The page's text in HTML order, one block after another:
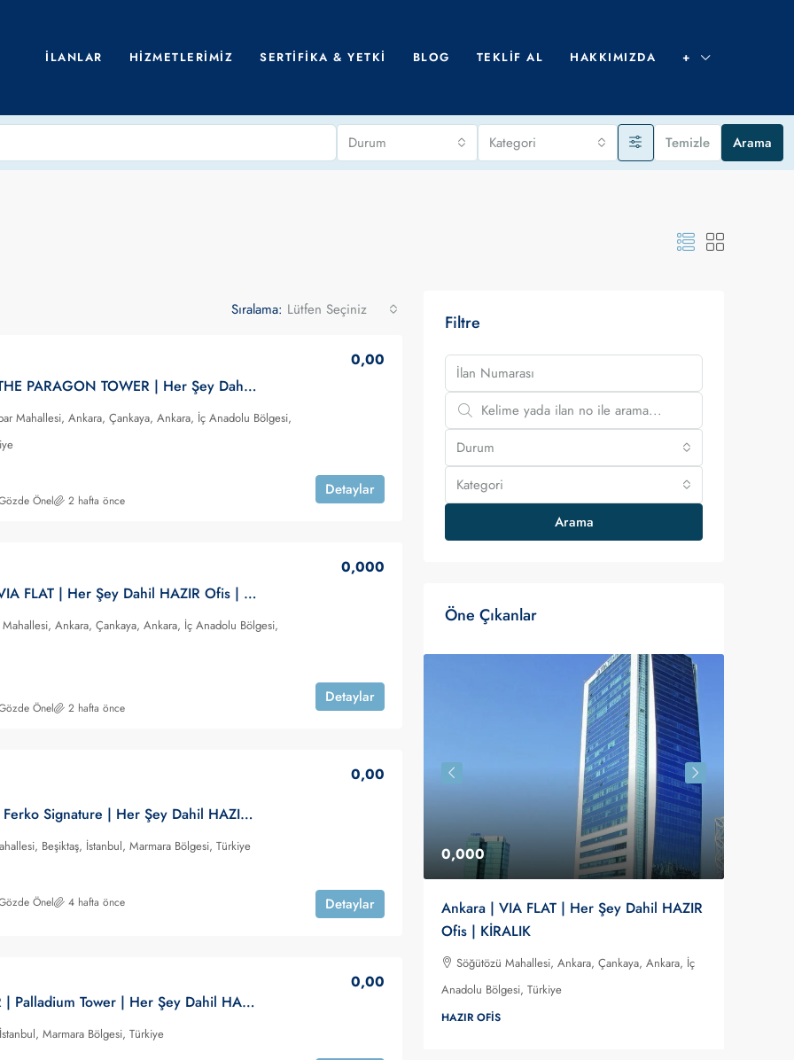
İLANLAR HIZMETLERIMIZ SERTIFIKA & YETKI BLOG TEKLIF AL HAKKIMIZDA +
Durum Kategori Temizle Arama
Sıralama: Lütfen Seçiniz
Ankara | THE PARAGON TOWER | Her Şey Dahil HAZIR Ofis | KİRALIK
0,00
Mahallesi, Ankara, Çankaya, Ankara, İç Anadolu Bölgesi,
Detaylar
Önel 2 hafta önce
Ankara | VIA FLAT | Her Şey Dahil HAZIR Ofis | KİRALIK
0,000
Ankara, Çankaya, Ankara, İç Anadolu Bölgesi,
Detaylar
Önel 2 hafta önce
LEVENT | Ferko Signature | Her Şey Dahil HAZIR Ofis | KİRALIK
0,00
Beşiktaş, İstanbul, Marmara Bölgesi, Türkiye
Detaylar
Önel 4 hafta önce
ATAŞEHİR | Palladium Tower | Her Şey Dahil HAZIR Ofis | KİRALIK
0,00
Marmara Bölgesi, Türkiye
Filtre
Durum
Kategori
Arama
Öne Çıkanlar
Dahil
0,00
Ankara | THE PARAGON TOWER | Her
0,000
Ankara | VIA FLAT | Her Şey Dahil HAZIR
Ofis | KİRALIK
Söğütözü Mahallesi, Ankara, Çankaya, Ankara, İç
Anadolu Bölgesi, Türkiye
HAZIR OFIS